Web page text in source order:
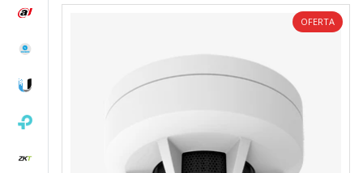
OFERTA